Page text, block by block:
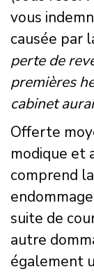
vous
causée par
perte de
premières
cabinet
Offerte
modique et
comprend
suite de
autre
également